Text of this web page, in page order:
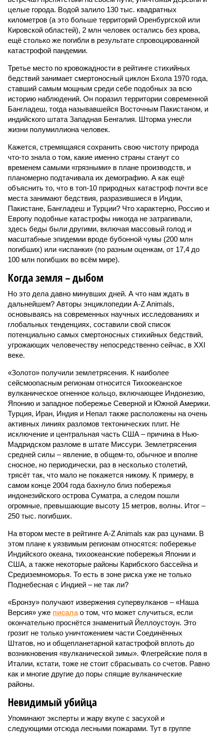
целые города. Водой залило 130 тыс. квадратных
километров (а это больше территорий Оренбургской или
Кировской областей), 2 млн человек остались без крова,
ещё столько же погибли в результате спровоцированной
катастрофой пандемии.
Третье место по кровожадности в рейтинге стихийных
бедствий занимает смертоносный циклон Бхола 1970 года,
ставший самым мощным среди себе подобных за всю
историю наблюдений. Он поразил территории современной
Бангладеш, тогда называвшейся Восточным Пакистаном, и
индийского штата Западная Бенгалия. Шторма унесли
жизни полумиллиона человек.
Кажется, стремящаяся сохранить свою чистоту природа
что-то знала о том, какие именно страны станут со
временем самыми «грязными» в плане производств, и
планомерно подтачивала их демографию. А как ещё
объяснить то, что в топ-10 природных катастроф почти все
места занимают бедствия, разразившиеся в Индии,
Пакистане, Бангладеш и Турции? Что характерно, Россию и
Европу подобные катастрофы никогда не затрагивали,
здесь беды были другими, включая массовый голод и
масштабные эпидемии вроде бубонной чумы (200 млн
погибших) или «испанки» (по разным оценкам, от 17,4 до
100 млн погибших во всём мире).
Когда земля – дыбом
Но это дела давно минувших дней. А что нам ждать в
дальнейшем? Авторы энциклопедии A-Z Animals,
основываясь на современных научных исследованиях и
глобальных тенденциях, составили свой список
потенциально самых смертоносных стихийных бедствий,
угрожающих человечеству непосредственно сейчас, в XXI
веке.
«Золото» получили землетрясения. К наиболее
сейсмоопасным регионам относится Тихоокеанское
вулканическое огненное кольцо, включающее Индонезию,
Японию и западное побережье Северной и Южной Америки.
Турция, Иран, Индия и Непал также расположены на очень
активных линиях разломов тектонических плит. Не
исключение и центральная часть США – причина в Нью-
Мадридском разломе в штате Миссури. Землетрясения
средней силы – явление, в общем-то, обычное и вполне
сносное, но периодически, раз в несколько столетий,
трясёт так, что мало не покажется никому. К примеру, в
самом конце 2004 года бахнуло близ побережья
индонезийского острова Суматра, а следом пошли
огромные, превышающие высоту 15 метров, волны. Итог –
250 тыс. погибших.
На втором месте в рейтинге A-Z Animals как раз цунами. В
этом плане к уязвимым регионам относятся: побережье
Индийского океана, тихо­океанские побережья Японии и
США, а также некоторые районы Карибского бассейна и
Средиземноморья. То есть в зоне риска уже не только
Поднебесная с Индией – не так ли?
«Бронзу» получают извержения супервулканов – «Наша
Версия» уже писалао том, что может случиться, если
окончательно проснётся знаменитый Йеллоустоун. Это
грозит не только уничтожением части Соединённых
Штатов, но и общепланетарной катастрофой вплоть до
возникновения «вулканической зимы». Флегрейские поля в
Италии, кстати, тоже не стоит сбрасывать со счетов. Равно
как и многие другие до поры спящие вулканические
районы.
Невидимый убийца
Упоминают эксперты и жару вкупе с засухой и
следующими отсюда лесными пожарами. Тут в группе